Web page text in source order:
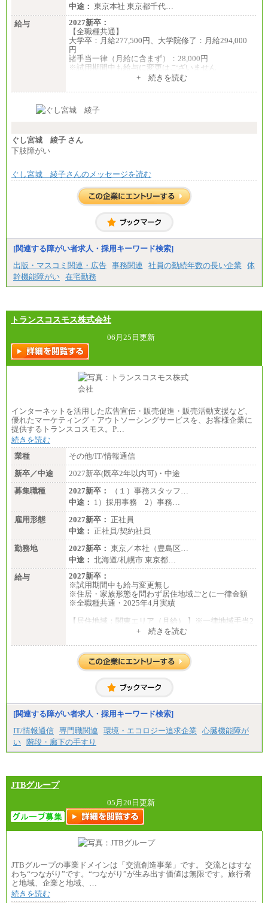
中途： 東京本社 東京都千代…
給与
2027新卒：
【全職種共通】
大学卒：月給277,500円、大学院修了：月給294,000
円
諸手当一律（月給に含まず）：28,000円
※試用期間中も給与に変更はございません
月給370,000円～
ます。
の各種手当を含む金額です）
+ 続きを読む
ぐし宮城 綾子 さん
下肢障がい
ぐし宮城 綾子さんのメッセージを読む
[関連する障がい者求人・採用キーワード検索]
出版・マスコミ関連・広告 事務関連 社員の勤続年数の長い企業
体
幹機能障がい 在宅勤務
トランスコスモス株式会社
06月25日更新
インターネットを活用した広告宣伝・販売促進・販売活動支援など、
優れたマーケティング・アウトソーシングサービスを、お客様企業に
提供するトランスコスモス。P…
続きを読む
業種
その他/IT/情報通信
新卒／中途
2027新卒(既卒2年以内可)・中途
募集職種
2027新卒：
（１）事務スタッフ…
中途： 1）採用事務 2）事務…
雇用形態
2027新卒： 正社員
中途： 正社員/契約社員
勤務地
2027新卒： 東京／本社（豊島区…
中途： 北海道/札幌市 東京都…
給与
2027新卒：
※試用期間中も給与変更無し
※住居・家族形態を問わず居住地域ごとに一律金額
※全職種共通・2025年4月実績
【居住地域：関東エリア（月給） 】※一律地域手当2
大学卒：250,000円
高専卒：244,800円
短大・専門3年制卒：235,300円
専門1年制卒：212,900円
【居住地域：関西エリア（月給） 】※一律地域手当1
5,000円含む
大学院卒：266,100円
大学卒：240,000円
高専卒：234,800円
短大・専門3年制卒：225,300円
中途：
月給212,900円～330,000円
※実務経験に応じてご相談させていただきます（上
記金額を超える可能性あり）
※職種8）を除き、正社員の場合勤務地は本社のみと
なります
※交通費：月5万円まで
〔契約社員〕
札幌 ：時給1,100円～1,450円
東京 ：時給1,226円～1,400円
川口 ：時給1,150円～
+ 続きを読む
[関連する障がい者求人・採用キーワード検索]
IT/情報通信 専門職関連 環境・エコロジー追求企業
心臓機能障が
い 階段・廊下の手すり
JTBグループ
05月20日更新
JTBグループの事業ドメインは「交流創造事業」です。 交流とはすな
わち“つながり”です。“つながり”が生み出す価値は無限です。旅行者
と地域、企業と地域、…
続きを読む